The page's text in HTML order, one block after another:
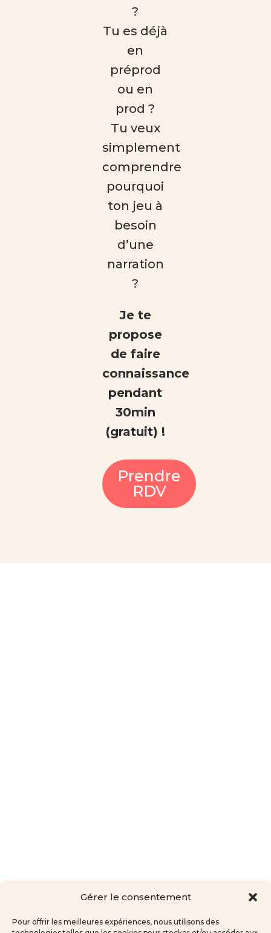
Gérer le consentement
Pour offrir les meilleures expériences, nous utilisons des
?
Tu es déjà
en
préprod
ou en
prod ?
Tu veux
simplement
comprendre
pourquoi
ton jeu à
besoin
d’une
narration
?
Je te
propose
de faire
connaissance
pendant
30min
(gratuit) !
Prendre
RDV